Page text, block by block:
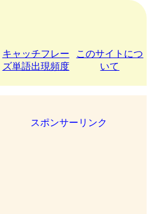
キャッチフレー
ズ単語出現頻度
このサイトにつ
いて
スポンサーリンク